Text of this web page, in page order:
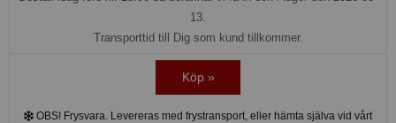
13.
Transporttid till Dig som kund tillkommer.
Köp »
OBS! Frysvara. Levereras med frystransport, eller hämta själva vid vårt